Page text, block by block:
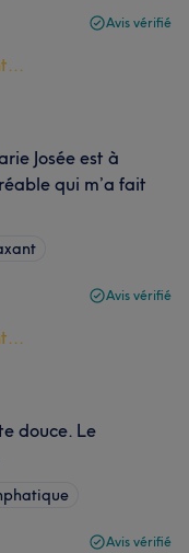
Avis vérifié
Josée est à
qui m’a fait
Avis vérifié
douce. Le
Avis vérifié